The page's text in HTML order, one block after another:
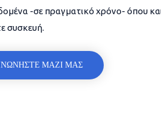
-σε πραγματικό χρόνο- όπου
συσκευή.
ΜΑΖΙ ΜΑΣ